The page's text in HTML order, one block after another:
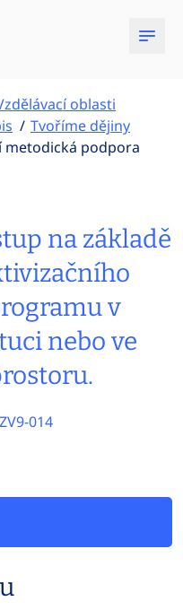
oblasti
Tvoříme dějiny
metodická podpora
na základě
v
nebo ve
014